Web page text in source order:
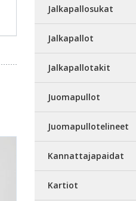
Jalkapallosukat
Jalkapallot
Jalkapallotakit
Juomapullot
Juomapullotelineet
Kannattajapaidat
Kartiot